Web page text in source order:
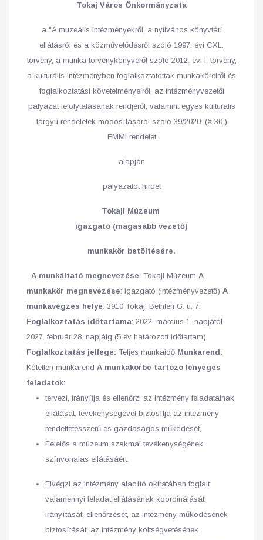
Tokaj Város Önkormányzata
a "A muzeális intézményekről, a nyilvános könyvtári
ellátásról és a közművelődésről szóló 1997. évi CXL.
törvény, a munka törvénykönyvéről szóló 2012. évi I. törvény,
a kulturális intézményben foglalkoztatottak munkaköreiről és
foglalkoztatási követelményeiről, az intézményvezetői
pályázat lefolytatásának rendjéről, valamint egyes kulturális
tárgyú rendeletek módosításáról szóló 39/2020. (X.30.)
EMMI rendelet
alapján
pályázatot hirdet
Tokaji Múzeum
igazgató (magasabb vezető)
munkakör betöltésére.
A munkáltató megnevezése: Tokaji Múzeum A
munkakör megnevezése: igazgató (intézményvezető) A
munkavégzés helye: 3910 Tokaj, Bethlen G. u. 7.
Foglalkoztatás időtartama: 2022. március 1. napjától
2027. február 28. napjáig (5 év határozott időtartam)
Foglalkoztatás jellege: Teljes munkaidő Munkarend:
Kötetlen munkarend A munkakörbe tartozó lényeges
feladatok:
tervezi, irányítja és ellenőrzi az intézmény feladatainak
ellátását, tevékenységével biztosítja az intézmény
rendeltetésszerű és gazdaságos működését,
Felelős a múzeum szakmai tevékenységének
színvonalas ellátásáért.
Elvégzi az intézmény alapító okiratában foglalt
valamennyi feladat ellátásának koordinálását,
irányítását, ellenőrzését, az intézmény működésének
biztosítását, az intézmény költségvetésének